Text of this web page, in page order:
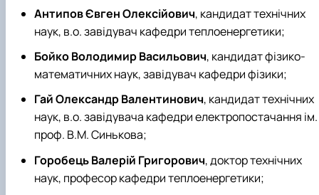
Антипов Євген Олексійович, кандидат технічних
наук, в.о. завідувач кафедри теплоенергетики;
Бойко Володимир Васильович, кандидат фізико-
математичних наук, завідувач кафедри фізики;
Гай Олександр Валентинович, кандидат технічних
наук, в.о. завідувача кафедри електропостачання ім.
проф. В.М. Синькова;
Горобець Валерій Григорович, доктор технічних
наук, професор кафедри теплоенергетики;